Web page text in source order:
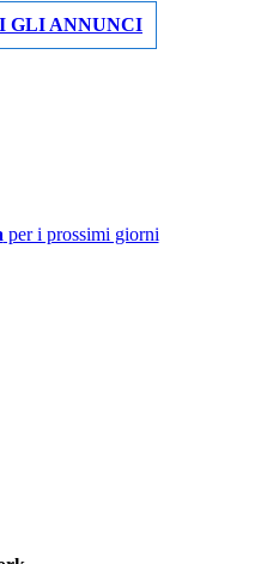
GLI ANNUNCI
per i prossimi giorni